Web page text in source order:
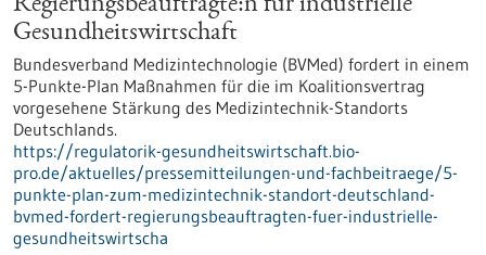
Regierungsbeauftragte:n für industrielle
Gesundheitswirtschaft
Bundesverband Medizintechnologie (BVMed) fordert in einem
5-Punkte-Plan Maßnahmen für die im Koalitionsvertrag
vorgesehene Stärkung des Medizintechnik-Standorts
Deutschlands.
https://regulatorik-gesundheitswirtschaft.bio-
pro.de/aktuelles/pressemitteilungen-und-fachbeitraege/5-
punkte-plan-zum-medizintechnik-standort-deutschland-
bvmed-fordert-regierungsbeauftragten-fuer-industrielle-
gesundheitswirtscha